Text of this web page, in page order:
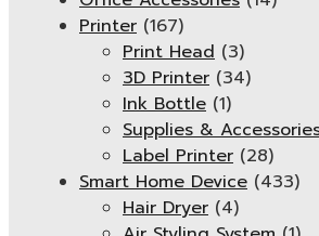
Printer (167)
Print Head (3)
3D Printer (34)
Ink Bottle (1)
Supplies &
Label Printer (28)
Smart Home Device (433)
Hair Dryer (4)